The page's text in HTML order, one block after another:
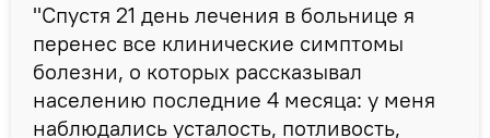
"Спустя 21 день лечения в больнице я
перенес все клинические симптомы
болезни, о которых рассказывал
населению последние 4 месяца: у меня
наблюдались усталость, потливость,